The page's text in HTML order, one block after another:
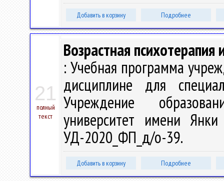
Добавить в корзину Подробнее
21
полный
текст
Возрастная психотерапия
: Учебная программа
дисциплине для
Учреждение
университет имени
УД-2020_ФП_д/о-39.
Добавить в корзину Подробнее